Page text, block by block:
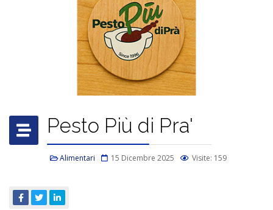
Pesto Più di Pra'
Alimentari 15 Dicembre 2025 Visite: 159